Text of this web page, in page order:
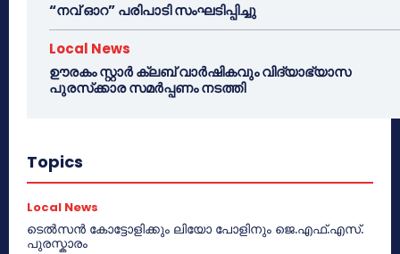
“നവ് ഓറ” പരിപാടി സംഘടിപ്പിച്ചു
Local News
ഊരകം സ്റ്റാർ ക്ലബ് വാർഷികവും വിദ്യാഭ്യാസ
പുരസ്‌ക്കാര സമർപ്പണം നടത്തി
Topics
Local News
ടെൽസൻ കോട്ടോളിക്കും ലിയോ പോളിനും ജെ.എഫ്.എസ്.
പുരസ്കാരം